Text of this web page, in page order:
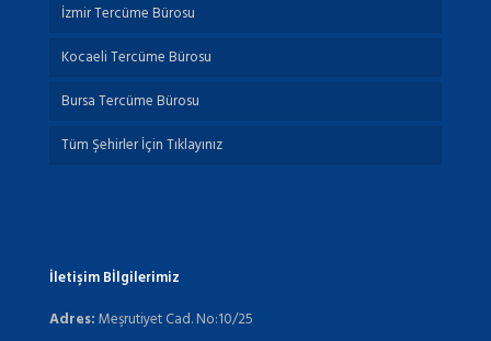
İzmir Tercüme Bürosu
Kocaeli Tercüme Bürosu
Bursa Tercüme Bürosu
Tüm Şehirler İçin Tıklayınız
İletişim Bİlgilerimiz
Adres:Meşrutiyet Cad. No:10/25